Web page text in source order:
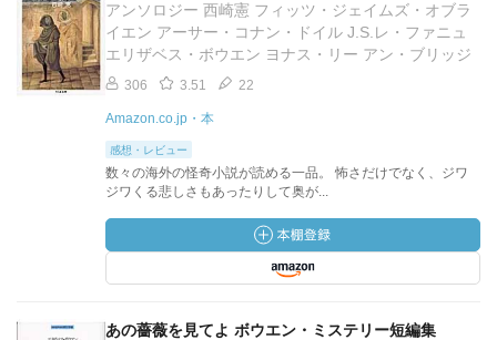
アンソロジー 西崎憲 フィッツ・ジェイムズ・オブラ
イエン アーサー・コナン・ドイル J.S.レ・ファニュ
エリザベス・ボウエン ヨナス・リー アン・ブリッジ
306 3.51 22
Amazon.co.jp・本
感想・レビュー
数々の海外の怪奇小説が読める一品。 怖さだけでなく、ジワ
ジワくる悲しさもあったりして奥が...
あの薔薇を見てよ ボウエン・ミステリー短編集